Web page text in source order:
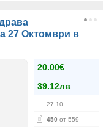
27 Октомври в
20.00€
39.12лв
27.10
450 от 559